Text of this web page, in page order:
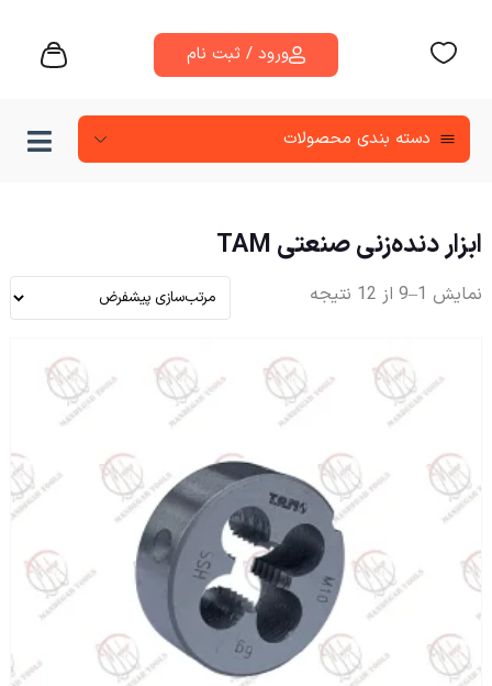
ورود / ثبت نام
دسته‌ بندی محصولات
ابزار دنده‌زنی صنعتی TAM
نمایش 1–9 از 12 نتیجه